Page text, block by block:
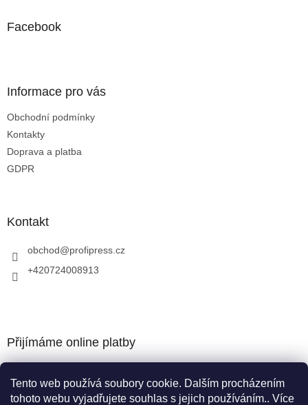
Tento web používá soubory cookie. Dalším procházením
tohoto webu vyjadřujete souhlas s jejich používáním.. Více
Facebook
Informace pro vás
Obchodní podmínky
Kontakty
Doprava a platba
GDPR
Kontakt
obchod@profipress.cz
+420724008913
Přijímáme online platby